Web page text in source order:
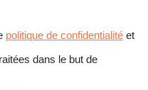
politique de confidentialité et
dans le but de